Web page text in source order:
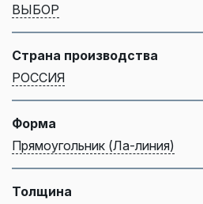
ВЫБОР
Страна производства
РОССИЯ
Форма
Прямоугольник (Ла-линия)
Толщина